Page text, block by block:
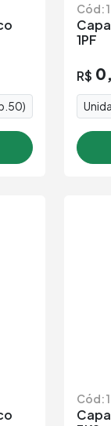
Cód:
1PF
R$
Cód: